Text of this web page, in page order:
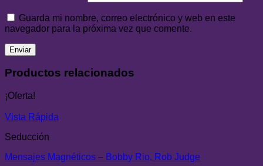
Guarda mi nombre, correo electrónico y web en este
navegador para la próxima vez que comente.
Productos relacionados
¡Oferta!
Vista Rápida
Seducción
Mensajes Magnéticos – Bobby Rio, Rob Judge